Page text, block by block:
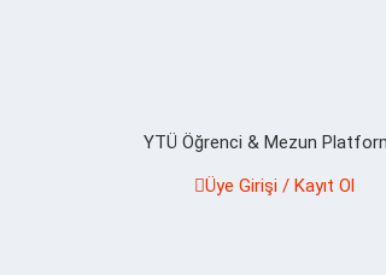
YTÜ Öğrenci & Mezun
Üye Girişi / Kayıt Ol